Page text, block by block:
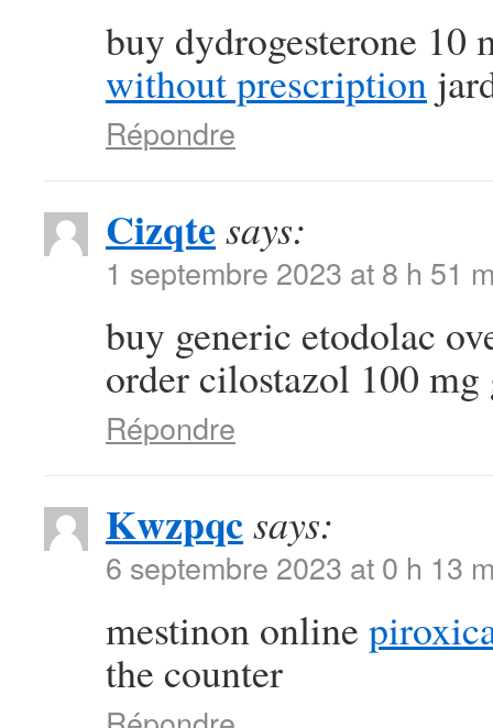
buy dydrogesterone 10
without prescription
Répondre
Cizqte says:
1 septembre 2023 at 8 h 51
buy generic etodolac
order cilostazol 100 mg
Répondre
Kwzpqcsays:
6 septembre 2023 at 0 h 13
mestinon online
the counter